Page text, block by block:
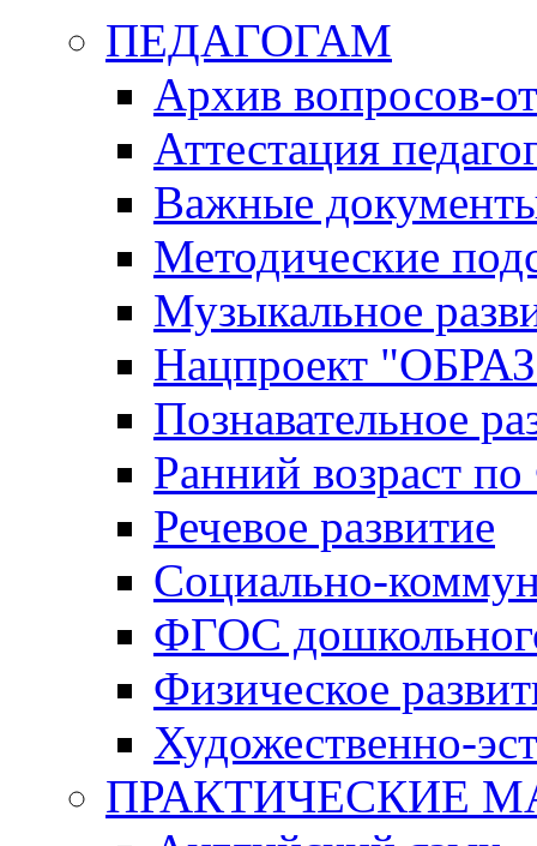
ПЕДАГОГАМ
Архив вопросов-
Аттестация
Важные
Методические
Музыкальное
Нацпроект
Познавательное
Ранний возраст
Речевое развитие
Социально-
ФГОС
Физическое
Художественно-
ПРАКТИЧЕСКИЕ